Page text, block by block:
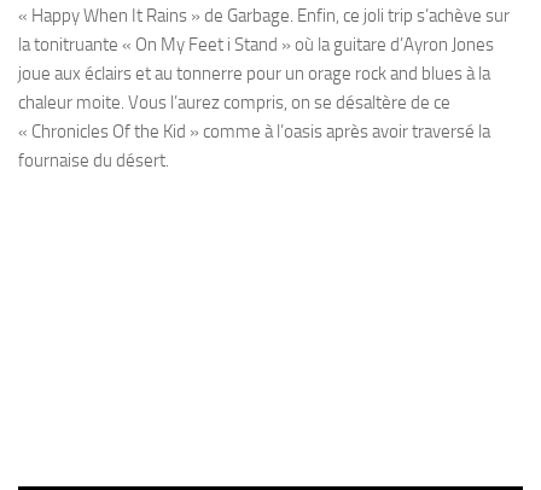
« Happy When It Rains » de Garbage. Enfin, ce joli trip s’achève sur
la tonitruante « On My Feet i Stand » où la guitare d’Ayron Jones
joue aux éclairs et au tonnerre pour un orage rock and blues à la
chaleur moite. Vous l’aurez compris, on se désaltère de ce
« Chronicles Of the Kid » comme à l’oasis après avoir traversé la
fournaise du désert.